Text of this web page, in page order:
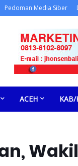
Pedoman Media Siber
ACEH KAB/